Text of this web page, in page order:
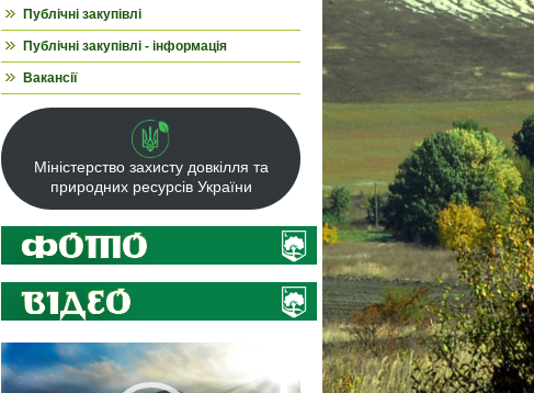
Публічні закупівлі
Публічні закупівлі - інформація
Вакансії
Міністерство захисту довкілля та
природних ресурсів України
Відеопрогравач